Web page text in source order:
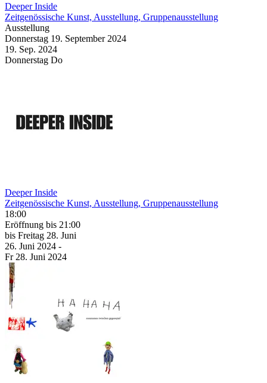
Deeper Inside
Zeitgenössische Kunst, Ausstellung, Gruppenausstellung
Ausstellung
Donnerstag 19. September 2024
19. Sep. 2024
Donnerstag Do
Deeper Inside
Zeitgenössische Kunst, Ausstellung, Gruppenausstellung
18:00
Eröffnung bis 21:00
bis Freitag 28. Juni
26. Juni 2024 -
Fr 28. Juni 2024